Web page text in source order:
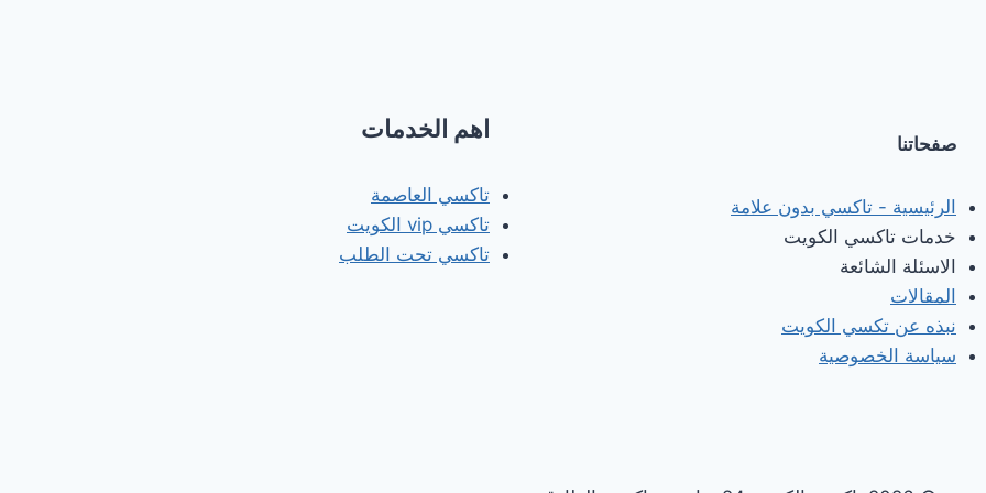
صفحاتنا
الرئيسية - تاكسي بدون علامة
خدمات تاكسي الكويت
الاسئلة الشائعة
المقالات
نبذه عن تكسي الكويت
سياسة الخصوصية
اهم الخدمات
تاكسي العاصمة
تاكسي vip الكويت
تاكسي تحت الطلب